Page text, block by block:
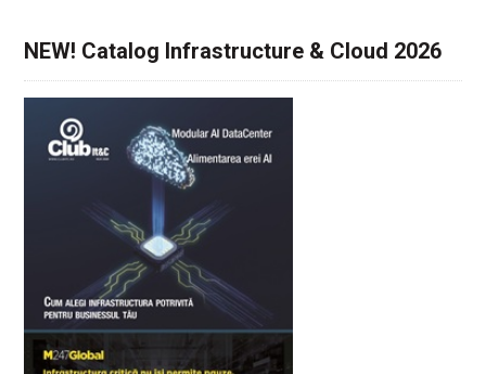
NEW! Catalog Infrastructure & Cloud 2026